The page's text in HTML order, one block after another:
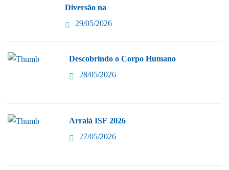
Diversão na
29/05/2026
Descobrindo o Corpo Humano
28/05/2026
Arraiá ISF 2026
27/05/2026